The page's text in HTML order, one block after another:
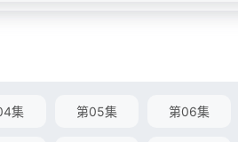
集 第05集 第06集